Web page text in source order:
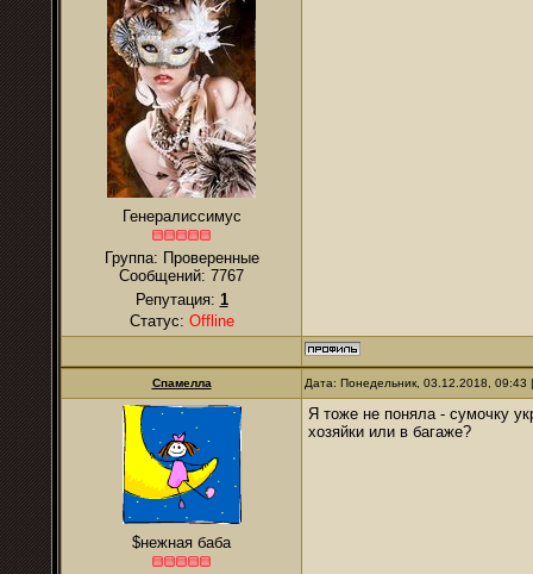
Генералиссимус
Группа: Проверенные
Сообщений: 7767
Репутация: 1
Статус: Offline
Спамелла Дата: Понедельник, 03.12.2018,
$нежная баба
Я тоже не поняла - сумочку
хозяйки или в багаже?